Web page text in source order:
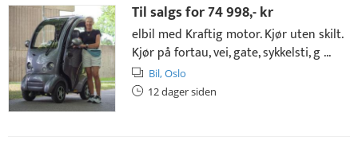
Til salgs for74 998,- kr
elbil med Kraftig motor. Kjør uten skilt.
Kjør på fortau, vei, gate, sykkelsti, g ...
Bil,Oslo
12 dager siden